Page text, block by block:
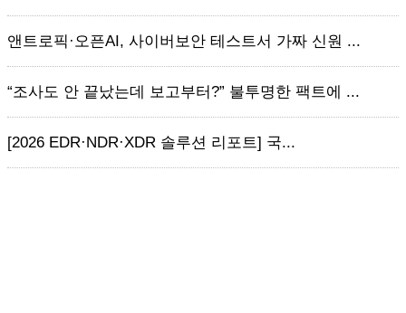
앤트로픽·오픈AI, 사이버보안 테스트서 가짜 신원 ...
“조사도 안 끝났는데 보고부터?” 불투명한 팩트에 ...
[2026 EDR·NDR·XDR 솔루션 리포트] 국...